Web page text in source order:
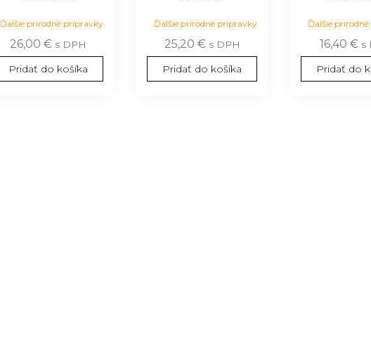
Ďalšie prirodné prípravky
26,00 € s DPH
Pridať do košíka
Ďalšie prirodné prípravky
25,20 € s DPH
Pridať do košíka
Ďalšie
16,40 € s
Pridať do